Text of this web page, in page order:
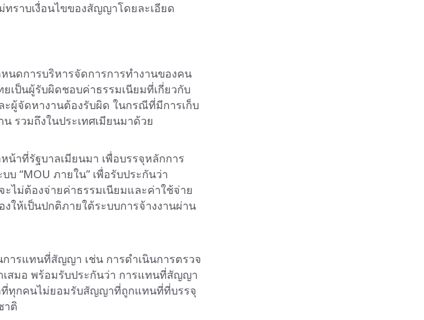
ราบเงื่อนไขของสัญญาโดยละเอียด
ดการบริหารจัดการการทำงานของคน
เป็นผู้รับผิดชอบค่าธรรมเนียมที่เกี่ยวกับ
ผู้จัดหางานต้องรับผิด ในกรณีที่มีการเก็บ
รวมถึงในประเทศเมียนมาด้วย
น้าที่รัฐบาลเมียนมา เพื่อบรรจุหลักการ
บ “MOU ภายใน” เพื่อรับประกันว่า
ะไม่ต้องจ่ายค่าธรรมเนียมและค่าใช้จ่าย
งให้เป็นปกติภายใต้ระบบการจ้างงานผ่าน
รแทนที่สัญญา เช่น การดำเนินการตรวจ
สมอ พร้อมรับประกันว่า การแทนที่สัญญา
ที่ทุกคนไม่ยอมรับสัญญาที่ถูกแทนที่ที่บรรจุ
าติ